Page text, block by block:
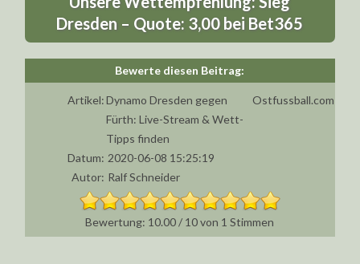
Dresden – Quote: 3,00 bei Bet365
Artikel:Dynamo Dresden gegen
Fürth: Live-Stream & Wett-
Tipps finden
Ostfussball.com
Datum: 2020-06-08 15:25:19
Autor: Ralf Schneider
10.00/ 10von 1 Stimmen